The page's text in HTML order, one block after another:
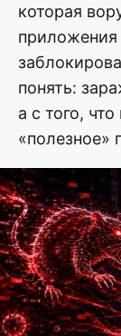
которая
понять:
а с того,
«полезное»